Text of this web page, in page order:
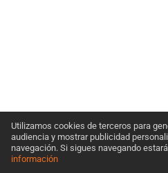
Utilizamos cookies de terceros para
audiencia y mostrar publicidad
navegación. Si sigues navegando
información